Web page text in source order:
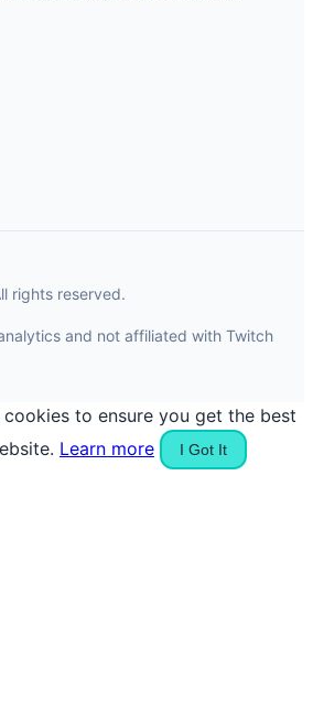
rights reserved.
and not affiliated with Twitch
cookies to ensure you get the best
Learn more I Got It